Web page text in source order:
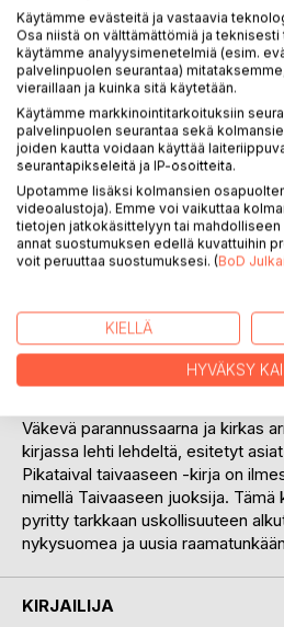
KUVAUS
Tässä kirjassaan John Bunyan
kohti taivasta, käyttäen Paavalin
juoksusta ja vanhatestamentillista
turvakaupunkiin, kun verikostaja
kilpaan osallistumaton ei
turvakaupunkiin ehdi.
painolastit: oma pyhyys ja pahuus.
Kuitenkin on toivoa myös sille,
Väkevä parannussaarna ja kirkas
kirjassa lehti lehdeltä, esitetyt
Pikataival taivaaseen -kirja on
nimellä Taivaaseen juoksija. Tämä
pyritty tarkkaan uskollisuuteen
nykysuomea ja uusia
KIRJAILIJA
Käytämme evästeitä ja vastaavia
Osa niistä on välttämättömiä ja
käytämme analyysimenetelmiä (esim.
palvelinpuolen seurantaa)
vieraillaan ja kuinka sitä käytetään.
Käytämme markkinointitarkoituksiin
palvelinpuolen seurantaa sekä
joiden kautta voidaan käyttää
seurantapikseleitä ja IP-osoitteita.
Upotamme lisäksi kolmansien
videoalustoja). Emme voi vaikuttaa
tietojen jatkokäsittelyyn tai mahdolliseen
annat suostumuksen edellä kuvattuihin
voit peruuttaa suostumuksesi. (BoD
KIELLÄ
HYVÄKSY